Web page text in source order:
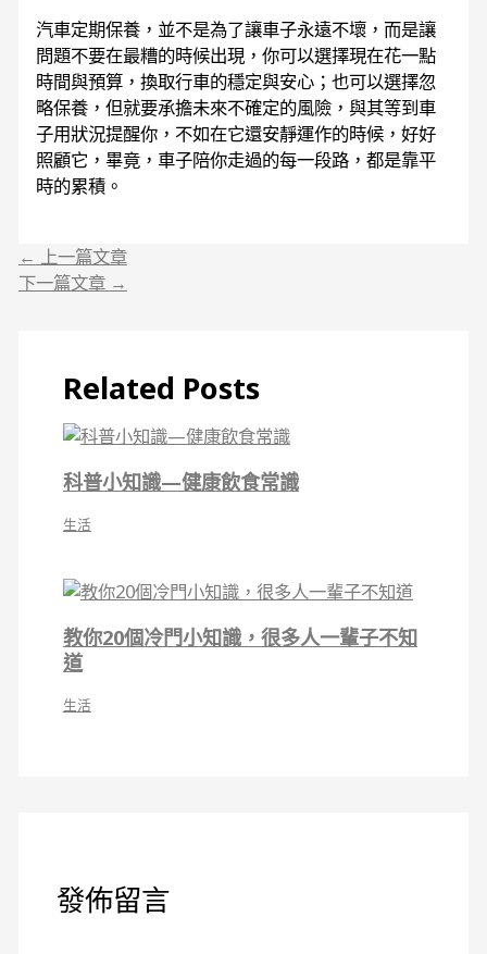
汽車定期保養，並不是為了讓車子永遠不壞，而是讓
問題不要在最糟的時候出現，你可以選擇現在花一點
時間與預算，換取行車的穩定與安心；也可以選擇忽
略保養，但就要承擔未來不確定的風險，與其等到車
子用狀況提醒你，不如在它還安靜運作的時候，好好
照顧它，畢竟，車子陪你走過的每一段路，都是靠平
時的累積。
←
上一篇文章
下一篇文章 →
Related Posts
科普小知識—健康飲食常識
生活
教你20個冷門小知識，很多人一輩子不知
道
生活
發佈留言